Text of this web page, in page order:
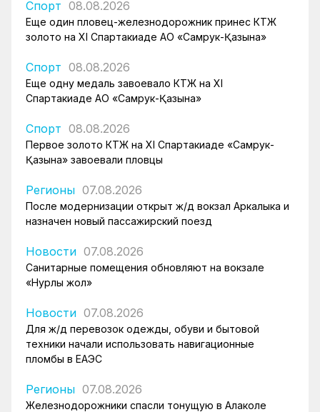
Спорт 08.08.2026
Еще один пловец-железнодорожник принес КТЖ
золото на XI Спартакиаде АО «Самрук-Қазына»
Спорт 08.08.2026
Еще одну медаль завоевало КТЖ на XI
Спартакиаде АО «Самрук-Қазына»
Спорт 08.08.2026
Первое золото КТЖ на XI Спартакиаде «Самрук-
Қазына» завоевали пловцы
Регионы 07.08.2026
После модернизации открыт ж/д вокзал Аркалыка и
назначен новый пассажирский поезд
Новости 07.08.2026
Санитарные помещения обновляют на вокзале
«Нурлы жол»
Новости 07.08.2026
Для ж/д перевозок одежды, обуви и бытовой
техники начали использовать навигационные
пломбы в ЕАЭС
Регионы 07.08.2026
Железнодорожники спасли тонущую в Алаколе